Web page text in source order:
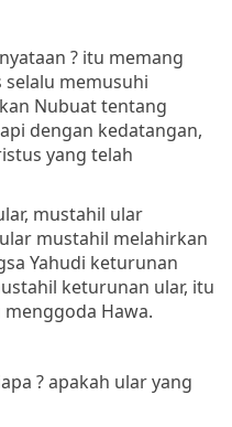
? itu memang
memusuhi
Nubuat tentang
dengan kedatangan,
yang telah
mustahil ular
mustahil melahirkan
Yahudi keturunan
keturunan ular, itu
Hawa.
? apakah ular yang